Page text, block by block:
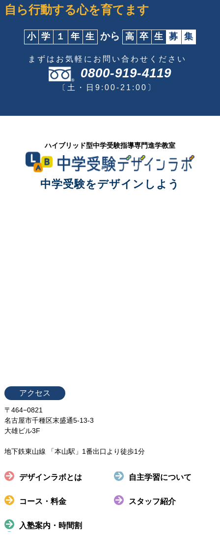
自ら行動する心を育てます
小 学 １ 年 生 から 高 卒 生 募 集
まずはお気軽にお問い合わせください
0800-919-4119
〔土・日9:00-21:00〕
ハイブリッド型中学受験指導専門進学教室
中学受験をデザインしよう
アクセス
〒464−0821
名古屋市千種区末盛通5-13-3
大雄ビル3F
地下鉄東山線 「本山駅」1番出口より徒歩1分
デザインラボとは
コース・料金
入塾案内・時間割
自主学習について
スタッフ紹介